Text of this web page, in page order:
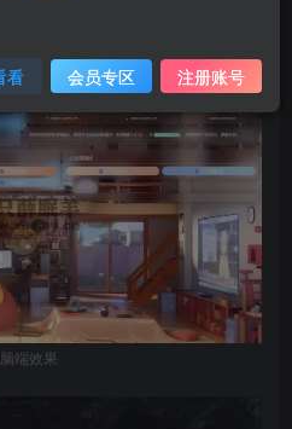
，接下来小薛安排给大家
端效果
看 会员专区 注册账号